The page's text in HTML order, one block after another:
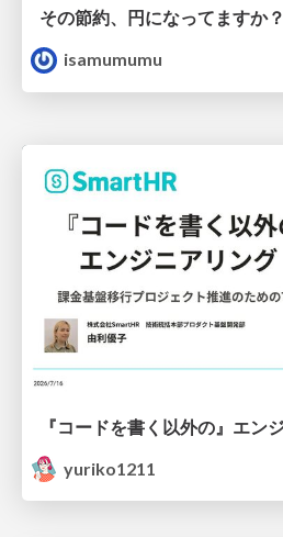
その節約、円になってますか？
isamumumu
yuriko1211